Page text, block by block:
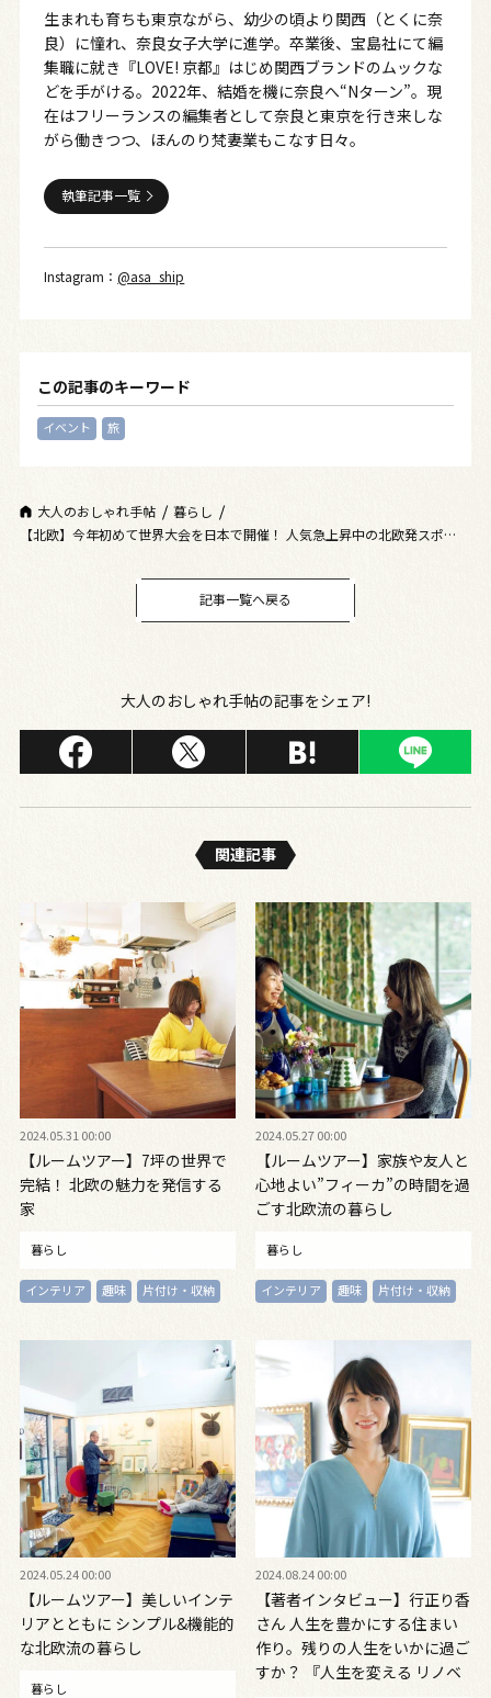
生まれも育ちも東京ながら、幼少の頃より関西（とくに奈
良）に憧れ、奈良女子大学に進学。卒業後、宝島社にて編
集職に就き『LOVE! 京都』はじめ関西ブランドのムックな
どを手がける。2022年、結婚を機に奈良へ“Nターン”。現
在はフリーランスの編集者として奈良と東京を行き来しな
がら働きつつ、ほんのり梵妻業もこなす日々。
執筆記事一覧
Instagram：@asa_ship
この記事のキーワード
イベント 旅
大人のおしゃれ手帖
暮らし
【北欧】今年初めて世界大会を日本で開催！ 人気急上昇中の北欧発スポーツ
記事一覧へ戻る
大人のおしゃれ手帖の記事をシェア!
関連記事
2024.05.31 00:00
【ルームツアー】7坪の世界で
完結！ 北欧の魅力を発信する
家
暮らし
インテリア 趣味 片付け・収納
2024.05.27 00:00
【ルームツアー】家族や友人と
心地よい”フィーカ”の時間を過
ごす北欧流の暮らし
暮らし
インテリア 趣味 片付け・収納
2024.05.24 00:00
【ルームツアー】美しいインテ
リアとともに シンプル&機能的
な北欧流の暮らし
暮らし
2024.08.24 00:00
【著者インタビュー】行正り香
さん 人生を豊かにする住まい
作り。残りの人生をいかに過ご
すか？ 『人生を変える リノベ